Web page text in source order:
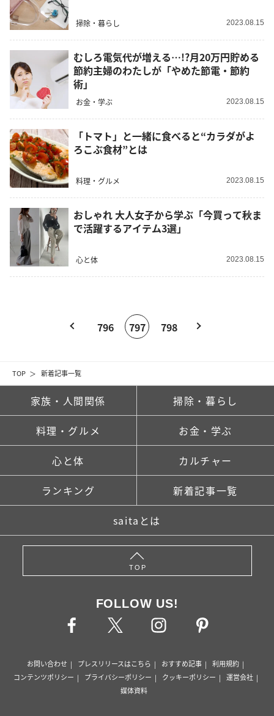
TOP 新着記事一覧
掃除・暮らし 2023.08.15
むしろ電気代が増える…!?月20万円貯める
節約主婦のわたしが「やめた節電・節約
術」
お金・学ぶ 2023.08.15
「トマト」と一緒に食べると“カラダがよ
ろこぶ食材”とは
料理・グルメ 2023.08.15
おしゃれ 大人女子から学ぶ「今買って秋ま
で活躍するアイテム3選」
心と体 2023.08.15
796 797 798
家族・人間関係 掃除・暮らし
料理・グルメ お金・学ぶ
心と体 カルチャー
ランキング 新着記事一覧
saitaとは
TOP
FOLLOW US!
お問い合わせ プレスリリースはこちら おすすめ記事
利用規約
コンテンツポリシー
プライバシーポリシー クッキーポリシー
運営会社
媒体資料